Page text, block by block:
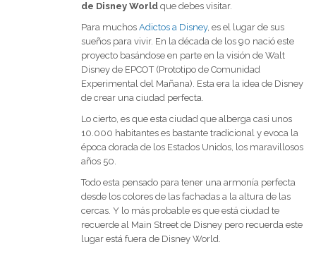
de Disney World que debes visitar.
Para muchos Adictos a Disney, es el lugar de sus
sueños para vivir. En la década de los 90 nació este
proyecto basándose en parte en la visión de Walt
Disney de EPCOT (Prototipo de Comunidad
Experimental del Mañana). Esta era la idea de Disney
de crear una ciudad perfecta.
Lo cierto, es que esta ciudad que alberga casi unos
10.000 habitantes es bastante tradicional y evoca la
época dorada de los Estados Unidos, los maravillosos
años 50.
Todo esta pensado para tener una armonía perfecta
desde los colores de las fachadas a la altura de las
cercas. Y lo más probable es que está ciudad te
recuerde al Main Street de Disney pero recuerda este
lugar está fuera de Disney World.